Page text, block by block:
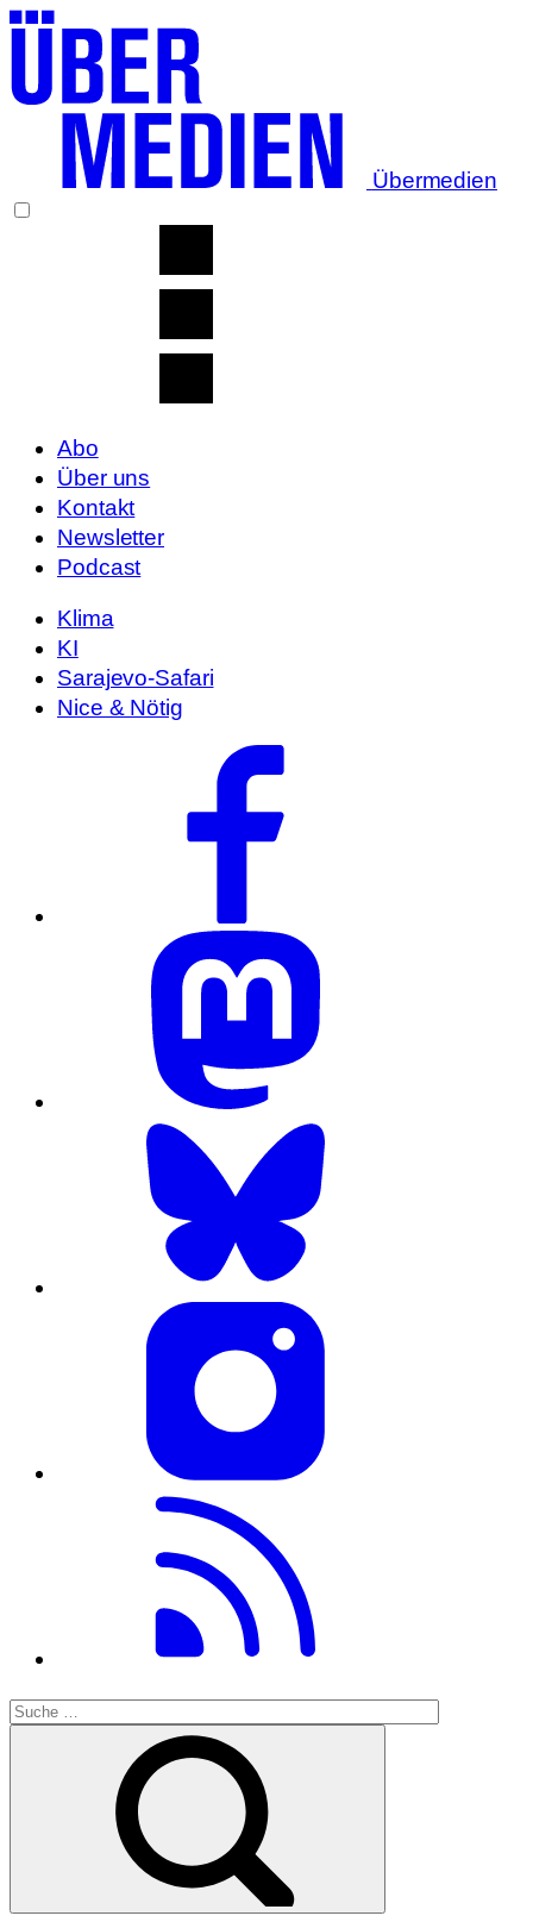
Übermedien
Abo
Über uns
Kontakt
Newsletter
Podcast
Klima
KI
Sarajevo-Safari
Nice & Nötig